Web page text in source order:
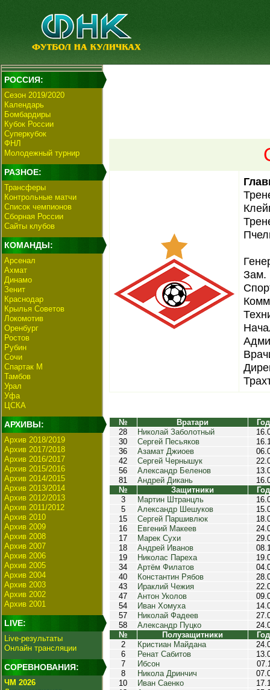
РОССИЯ:
Сезон 2019/2020
Календарь
Бомбардиры
Кубок России
Суперкубок
ФНЛ
Молодежный турнир
РАЗНОЕ:
Трансферы
Контрольные матчи
Список чемпионов
Сборная России
Сайты клубов
КОМАНДЫ:
Арсенал
Ахмат
Динамо
Зенит
Краснодар
Крылья Советов
Локомотив
Оренбург
Ростов
Рубин
Сочи
Спартак М
Тамбов
Урал
Уфа
ЦСКА
АРХИВЫ:
Архив 2018/2019
Архив 2017/2018
Архив 2016/2017
Архив 2015/2016
Архив 2014/2015
Архив 2013/2014
Архив 2012/2013
Архив 2011/2012
Архив 2010
Архив 2009
Архив 2008
Архив 2007
Архив 2006
Архив 2005
Архив 2004
Архив 2003
Архив 2002
Архив 2001
LIVE:
Live-результаты
Онлайн трансляции
СОРЕВНОВАНИЯ:
ЧМ 2026
Зам.
№ Вратари
28
Николай Заболотный
30
Сергей Песьяков
36
Азамат Джиоев
42
Сергей Чернышук
56
Александр Беленов
81
Андрей Дикань
№
Защитники
3
Мартин Штранцль
5
Александр Шешуков
15
Сергей Паршивлюк
16
Евгений Макеев
17
Марек Сухи
18
Андрей Иванов
19
Николас Пареха
34
Артём Филатов
40
Константин Рябов
43
Ираклий Чежия
47
Антон Уколов
54
Иван Хомуха
57
Николай Фадеев
58
Александр Пуцко
№
Полузащитники
2
Кристиан Майдана
6
Ренат Сабитов
7
Ибсон
8
Никола Дринчич
10
Иван Саенко